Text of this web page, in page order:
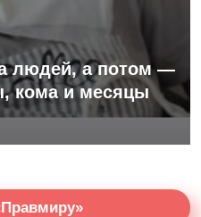
людей, а потом —
кома и месяцы